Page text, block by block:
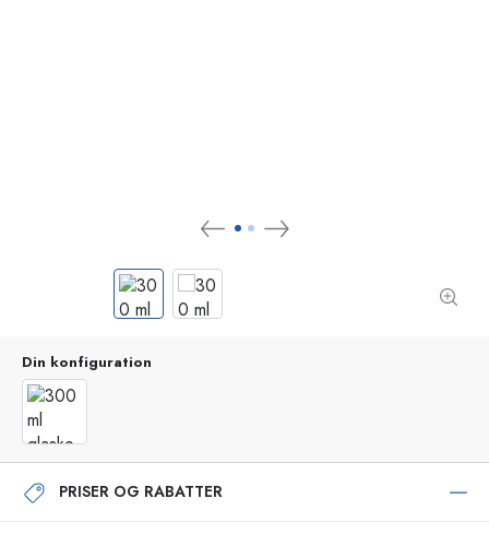
Din konfiguration
PRISER OG RABATTER